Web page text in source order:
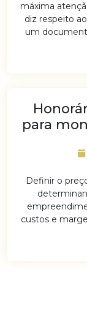
máxima
diz respeito
um
para
Definir o
custos e